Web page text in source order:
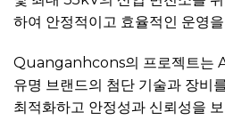
하여 안정적이고 효율적인 운영
Quanganhcons의 프로젝트는
유명 브랜드의 첨단 기술과 장비
최적화하고 안정성과 신뢰성을